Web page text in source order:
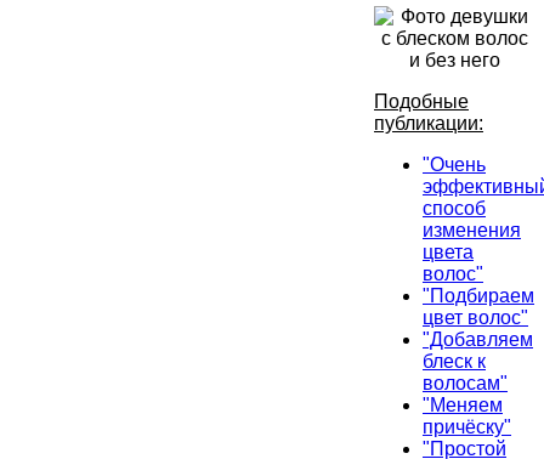
Подобные
публикации:
"Очень
способ
изменения
цвета
волос"
"Подбираем
цвет волос"
"Добавляем
блеск к
волосам"
"Меняем
причёску"
"Простой